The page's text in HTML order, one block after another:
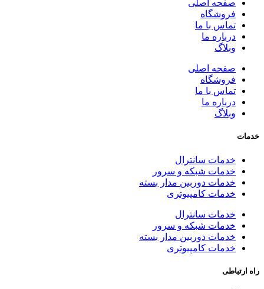
صفحه اصلی
فروشگاه
تماس با ما
درباره ما
وبلاگ
صفحه اصلی
فروشگاه
تماس با ما
درباره ما
وبلاگ
خدمات
خدمات سانترال
خدمات شبکه و سرور
خدمات دوربین مدار بسته
خدمات کامپیوتری
خدمات سانترال
خدمات شبکه و سرور
خدمات دوربین مدار بسته
خدمات کامپیوتری
راه ارتباطی